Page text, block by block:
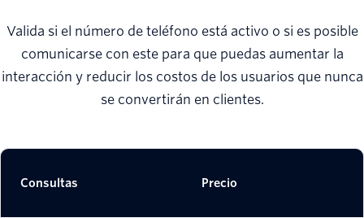
Valida si el número de teléfono está activo o si es posible
comunicarse con este para que puedas aumentar la
interacción y reducir los costos de los usuarios que nunca
se convertirán en clientes.
Consultas Precio